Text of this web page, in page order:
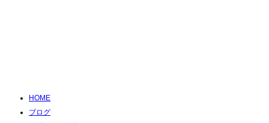
HOME
ブログ